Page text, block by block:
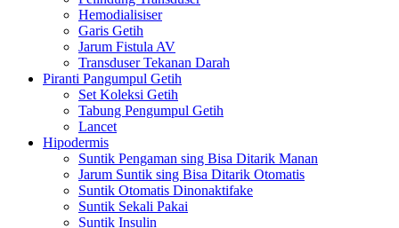
Hemodialisiser
Garis Getih
Jarum Fistula AV
Transduser Tekanan Darah
Piranti Pangumpul Getih
Set Koleksi Getih
Tabung Pengumpul Getih
Lancet
Hipodermis
Suntik Pengaman sing Bisa Ditarik Manan
Jarum Suntik sing Bisa Ditarik Otomatis
Suntik Otomatis Dinonaktifake
Suntik Sekali Pakai
Suntik Insulin